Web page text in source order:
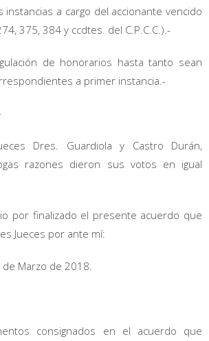
instancias a cargo del accionante vencido
375, 384 y ccdtes. del C.P.C.C.).-
de honorarios hasta tanto sean
a primer instancia.-
Dres. Guardiola y Castro Durán,
razones dieron sus votos en igual
por finalizado el presente acuerdo que
Jueces por ante mí:
de Marzo de 2018.
consignados en el acuerdo que